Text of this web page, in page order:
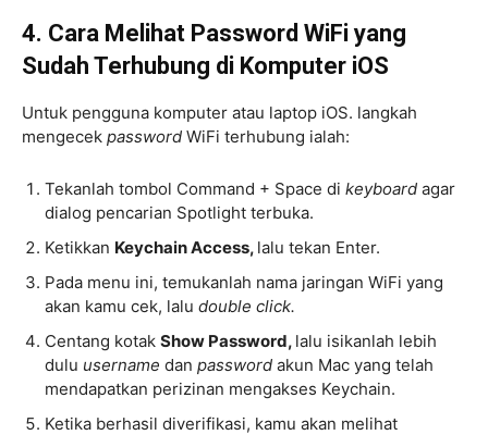
4. Cara Melihat Password WiFi yang
Sudah Terhubung di Komputer iOS
Untuk pengguna komputer atau laptop iOS. langkah
mengecek password WiFi terhubung ialah:
Tekanlah tombol Command + Space di keyboard agar
dialog pencarian Spotlight terbuka.
Ketikkan Keychain Access, lalu tekan Enter.
Pada menu ini, temukanlah nama jaringan WiFi yang
akan kamu cek, lalu double click.
Centang kotak Show Password, lalu isikanlah lebih
dulu username dan password akun Mac yang telah
mendapatkan perizinan mengakses Keychain.
Ketika berhasil diverifikasi, kamu akan melihat